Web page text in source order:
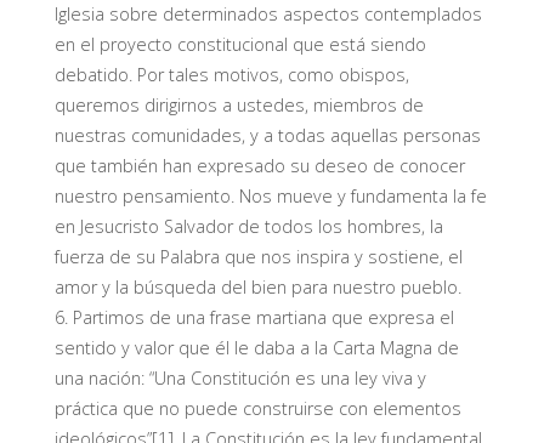
Iglesia sobre determinados aspectos contemplados
en el proyecto constitucional que está siendo
debatido. Por tales motivos, como obispos,
queremos dirigirnos a ustedes, miembros de
nuestras comunidades, y a todas aquellas personas
que también han expresado su deseo de conocer
nuestro pensamiento. Nos mueve y fundamenta la fe
en Jesucristo Salvador de todos los hombres, la
fuerza de su Palabra que nos inspira y sostiene, el
amor y la búsqueda del bien para nuestro pueblo.
6. Partimos de una frase martiana que expresa el
sentido y valor que él le daba a la Carta Magna de
una nación: “Una Constitución es una ley viva y
práctica que no puede construirse con elementos
ideológicos”[1]. La Constitución es la ley fundamental